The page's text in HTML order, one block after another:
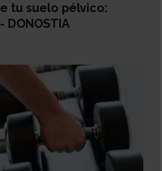
tu suelo pélvico: